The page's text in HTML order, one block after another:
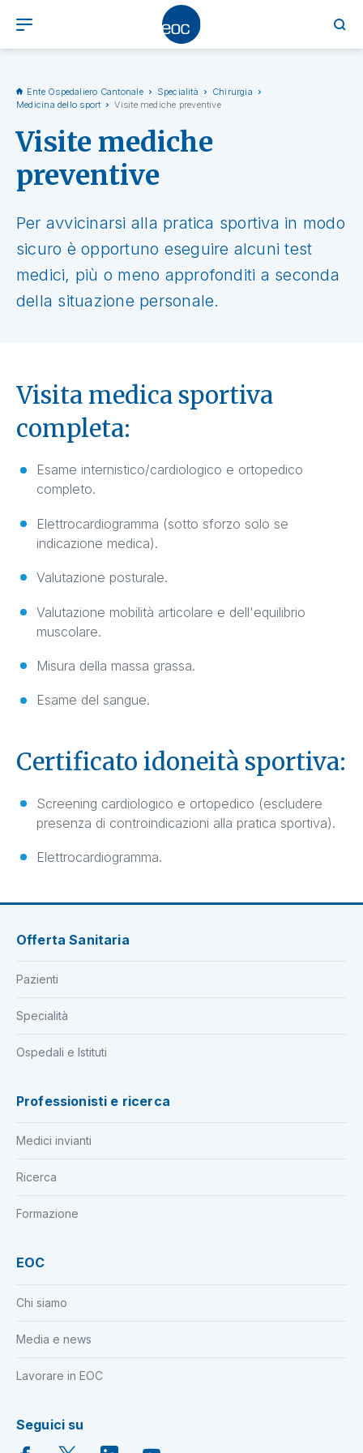
Ente Ospedaliero Cantonale Specialità
Chirurgia
Medicina dello sport
Visite mediche preventive
Visite mediche
preventive
Per avvicinarsi alla pratica sportiva in modo
sicuro è opportuno eseguire alcuni test
medici, più o meno approfonditi a seconda
della situazione personale.
Visita medica sportiva
completa:
Esame internistico/cardiologico e ortopedico
completo.
Elettrocardiogramma (sotto sforzo solo se
indicazione medica).
Valutazione posturale.
Valutazione mobilità articolare e dell'equilibrio
muscolare.
Misura della massa grassa.
Esame del sangue.
Certificato idoneità sportiva:
Screening cardiologico e ortopedico (escludere
presenza di controindicazioni alla pratica sportiva).
Elettrocardiogramma.
Offerta Sanitaria
Pazienti
Specialità
Ospedali e Istituti
Professionisti e ricerca
Medici invianti
Ricerca
Formazione
EOC
Chi siamo
Media e news
Lavorare in EOC
Seguici su